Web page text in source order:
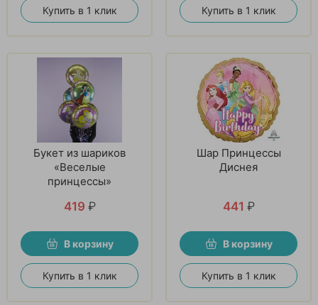
Купить в 1 клик Купить в 1 клик
Букет из шариков
«Веселые
принцессы»
419 ₽
В корзину
Купить в 1 клик
Шар Принцессы
Диснея
441 ₽
В корзину
Купить в 1 клик